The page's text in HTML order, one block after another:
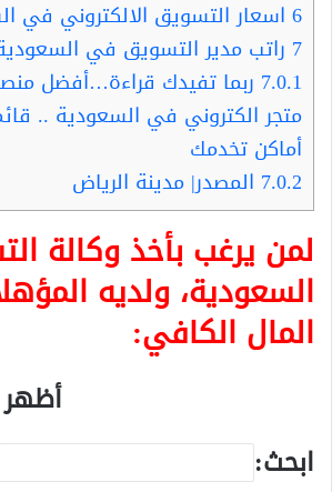
6 اسعار التسويق الالكتروني في
7 راتب مدير التسويق في
7.0.1 ربما تفيدك قراءة…أفضل
أماكن تخدمك
7.0.2 المصدر| مدينة الرياض
لمن يرغب بأخذ وكالة
السعودية، ولديه
المال الكافي:
ابحث: